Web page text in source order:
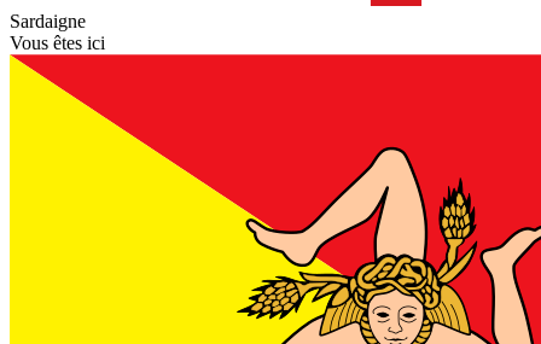
Sardaigne
Vous êtes ici